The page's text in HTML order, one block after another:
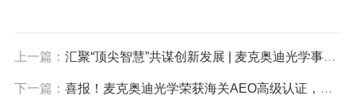
上一篇： 汇聚“顶尖智慧”共谋创新发展 | 麦克奥迪光学事业部2026年技术发展研讨会圆满召开
下一篇： 喜报！麦克奥迪光学荣获海关AEO高级认证，成为福建省首家获此殊荣的光学显微镜企业